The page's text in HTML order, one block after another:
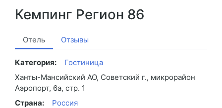
Кемпинг Регион 86
Отель Отзывы
Категория:
Гостиница
Ханты-Мансийский АО, Советский г., микрорайон
Аэропорт, 6а, стр. 1
Страна:
Россия